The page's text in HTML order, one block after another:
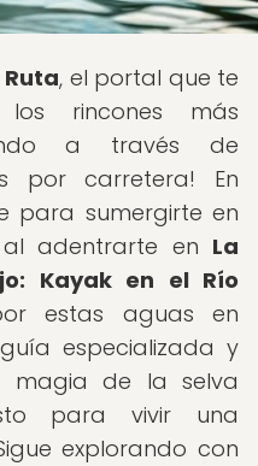
, el portal que te
rincones más
a través de
por carretera! En
para sumergirte en
adentrarte en La
Kayak en el Río
estas aguas en
especializada y
magia de la selva
para vivir una
explorando con